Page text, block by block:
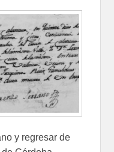
y regresar de